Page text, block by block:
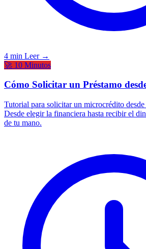
4 min Leer →
🚀 10 Minutos
Cómo Solicitar un Préstamo
Tutorial para solicitar un microcrédito
Desde elegir la financiera hasta recibir el
de tu mano.